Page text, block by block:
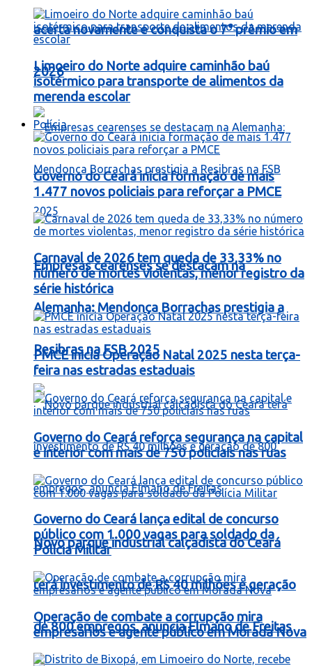
acerta novamente e conquista o 7° prêmio em
2026
Empresas cearenses se destacam na
Alemanha: Mendonça Borrachas prestigia a
Resibras na FSB 2025
Novo parque industrial calçadista do Ceará
terá investimento de R$ 40 milhões e geração
de 800 empregos, anuncia Elmano de Freitas
Limoeiro do Norte adquire caminhão baú
isotérmico para transporte de alimentos da
merenda escolar
Polícia
Governo do Ceará inicia formação de mais
1.477 novos policiais para reforçar a PMCE
Carnaval de 2026 tem queda de 33,33% no
número de mortes violentas, menor registro da
série histórica
PMCE inicia Operação Natal 2025 nesta terça-
feira nas estradas estaduais
Governo do Ceará reforça segurança na capital
e interior com mais de 750 policiais nas ruas
Governo do Ceará lança edital de concurso
público com 1.000 vagas para soldado da
Polícia Militar
Operação de combate a corrupção mira
empresários e agente público em Morada Nova